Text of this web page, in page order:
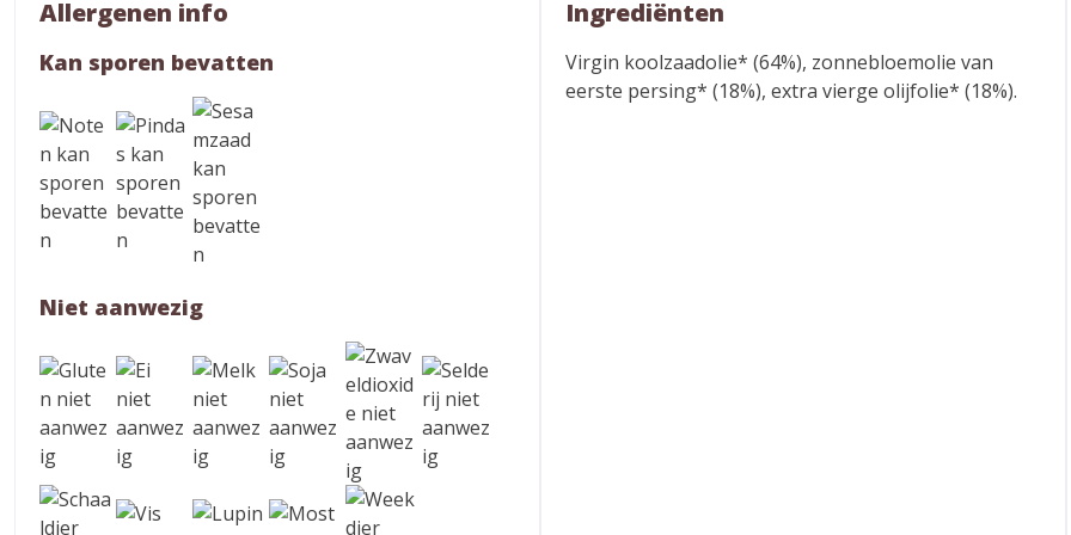
Allergenen info
Kan sporen bevatten
Niet aanwezig
Ingrediënten
Virgin koolzaadolie* (64%), zonnebloemolie van
eerste persing* (18%), extra vierge olijfolie* (18%).